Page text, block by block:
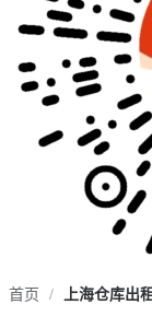
首页 / 上海仓库出